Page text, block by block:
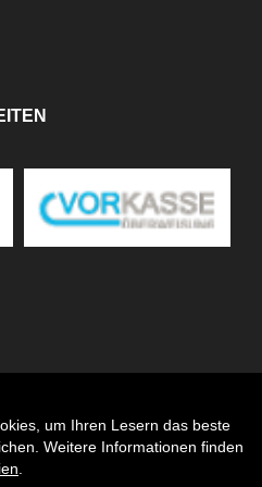
um Ihren Lesern das beste
Weitere Informationen finden
Auftrag widerrufen